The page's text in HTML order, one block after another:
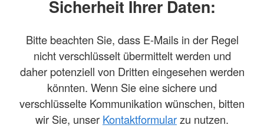
Sicherheit Ihrer Daten:
Bitte beachten Sie, dass E-Mails in der Regel
nicht verschlüsselt übermittelt werden und
daher potenziell von Dritten eingesehen werden
könnten. Wenn Sie eine sichere und
verschlüsselte Kommunikation wünschen, bitten
wir Sie, unser Kontaktformularzu nutzen.